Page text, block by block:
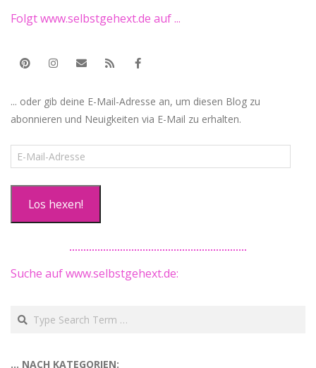
Folgt www.selbstgehext.de auf ...
... oder gib deine E-Mail-Adresse an, um diesen Blog zu
abonnieren und Neuigkeiten via E-Mail zu erhalten.
E-
Mail-
Los hexen!
Suche auf www.selbstgehext.de:
Search
… NACH KATEGORIEN: